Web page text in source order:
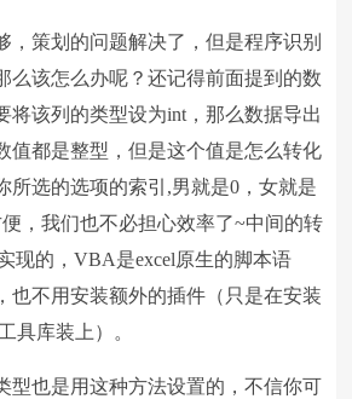
，策划的问题解决了，但是程序识别
么该怎么办呢？还记得前面提到的数
将该列的类型设为int，那么数据导出
值都是整型，但是这个值是怎么转化
所选的选项的索引,男就是0，女就是
，我们也不必担心效率了~中间的转
现的，VBA是excel原生的脚本语
也不用安装额外的插件（只是在安装
具库装上）。
型也是用这种方法设置的，不信你可